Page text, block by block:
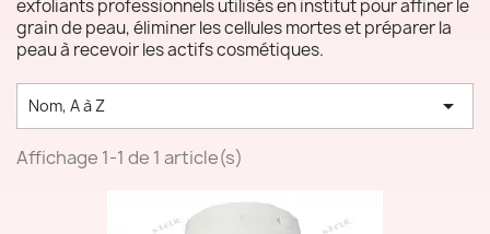
exfoliants professionnels utilisés en institut pour affiner le
grain de peau, éliminer les cellules mortes et préparer la
peau à recevoir les actifs cosmétiques.
Nom, A à Z 
Affichage 1-1 de 1 article(s)